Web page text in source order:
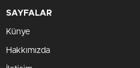
SAYFALAR
Künye
Hakkımızda